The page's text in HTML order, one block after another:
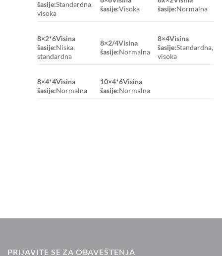
šasije:Standardna,
visoka
šasije:Visoka
šasije:Normalna
8×2*6Visina
šasije:Niska,
standardna
8×2/4Visina
šasije:Normalna
8×4Visina
šasije:Standardna,
visoka
8×4*4Visina
šasije:Normalna
10×4*6Visina
šasije:Normalna
PRIJAVITE SE ZA OBAVEŠTENJA